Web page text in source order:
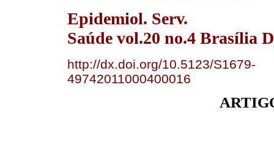
Epidemiol. Serv.
Saúde vol.20 no.4 Brasília
http://dx.doi.org/10.5123/S1679-
49742011000400016